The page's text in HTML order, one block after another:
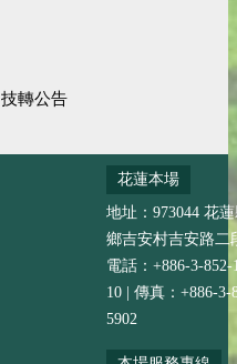
技轉公告
花蓮本場
地址：973044 花
鄉吉安村吉安路二
電話：+886-3-852-
10 | 傳真：+886-3-
5902